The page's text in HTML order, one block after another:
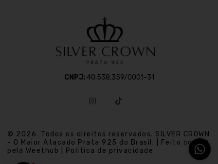
CNPJ: 40.538.359/0001-31
© 2026. Todos os direitos reservados. SILVER CROWN
- O Maior Atacado Prata 925 do Brasil. | Feito com
pela Weethub | Politica de privacidade